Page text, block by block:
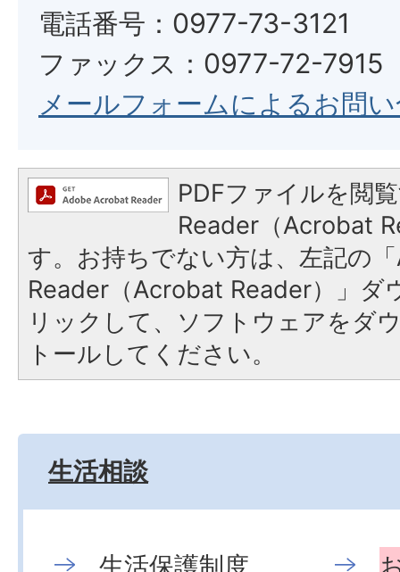
電話番号：0977-73-3121
ファックス：0977-72-7915
メールフォームによるお問
PDFファイルを閲
Reader（Acrobat
す。お持ちでない方は、左記の
Reader（Acrobat Reader）」ダ
リックして、ソフトウェアをダ
トールしてください。
生活相談
生活保護制度